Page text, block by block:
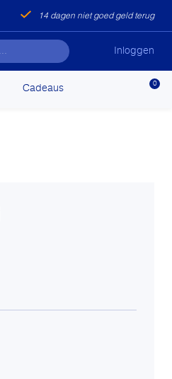
14 dagen niet goed geld terug
Inloggen
Cadeaus 0